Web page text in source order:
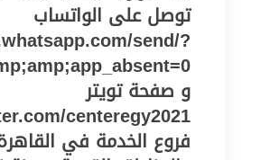
توصل على الواتساب
send/?
و صفحة تويتر
centeregy2021
فروع الخدمة في